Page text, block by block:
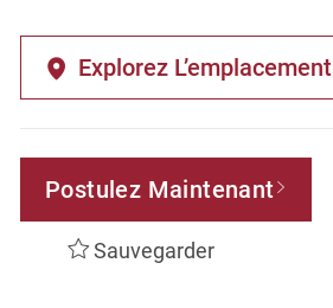
Explorez L’emplacement
Postulez Maintenant
Sauvegarder